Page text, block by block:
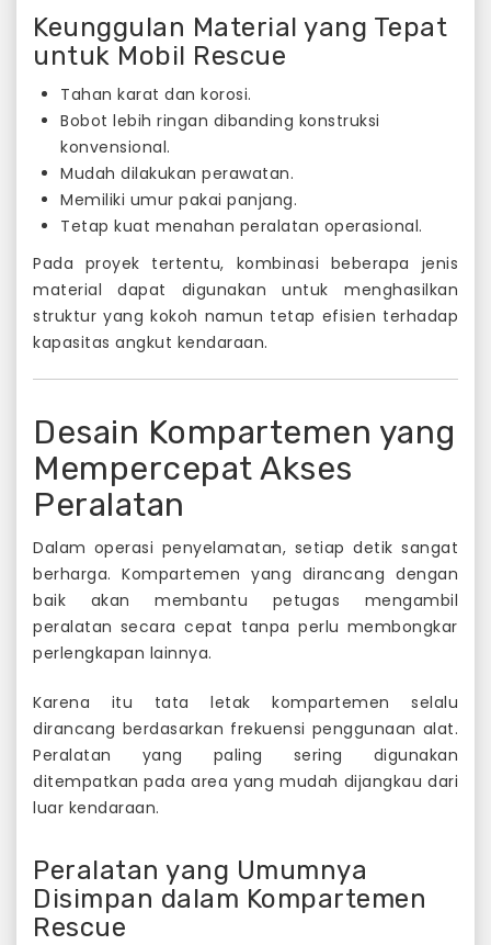
Keunggulan Material yang Tepat
untuk Mobil Rescue
Tahan karat dan korosi.
Bobot lebih ringan dibanding konstruksi
konvensional.
Mudah dilakukan perawatan.
Memiliki umur pakai panjang.
Tetap kuat menahan peralatan operasional.
Pada proyek tertentu, kombinasi beberapa jenis
material dapat digunakan untuk menghasilkan
struktur yang kokoh namun tetap efisien terhadap
kapasitas angkut kendaraan.
Desain Kompartemen yang
Mempercepat Akses
Peralatan
Dalam operasi penyelamatan, setiap detik sangat
berharga. Kompartemen yang dirancang dengan
baik akan membantu petugas mengambil
peralatan secara cepat tanpa perlu membongkar
perlengkapan lainnya.
Karena itu tata letak kompartemen selalu
dirancang berdasarkan frekuensi penggunaan alat.
Peralatan yang paling sering digunakan
ditempatkan pada area yang mudah dijangkau dari
luar kendaraan.
Peralatan yang Umumnya
Disimpan dalam Kompartemen
Rescue